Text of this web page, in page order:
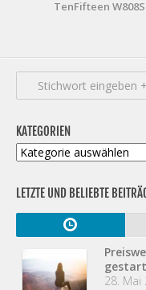
TenFifteen
KATEGORIEN
Kategorien
LETZTE UND BELIEBTE
28. Mai